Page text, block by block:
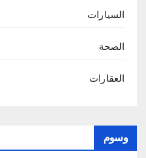
السيارات
الصحة
العقارات
وسوم